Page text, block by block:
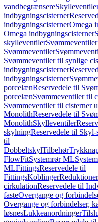
vandbegrænsereSkylleventiler
indbygningscisterner
indbygningscisternerOmega
Omega indbygningscisterner
skylleventilerSvømmeventiler
Svømmeventiler
Svømmeventiler til synlige
indbygningscisterner
indbygningscisterner
porcelænReservedele til
porcelænSvømmeventiler til
Svømmeventiler til cisterner
MonolithReservedele til
MonolithSkylleventiler
skylningReservedele til
til
DobbeltskylTilbehør
FlowFitSystemrør ML
MLFittingsReservedele til
FittingsKoblingerReduktioner
cirkulationReservedele til
fasteOvergange og
Overgange og forbindelser,
løsnesLukkeanordninger